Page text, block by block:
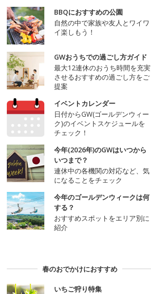
BBQにおすすめの公園
自然の中で家族や友人とワイワ
イ楽しもう！
GWおうちでの過ごし方ガイド
最大12連休のおうち時間を充実
させるおすすめの過ごし方をご
提案
イベントカレンダー
日付からGW(ゴールデンウィー
ク)のイベントスケジュールを
チェック！
今年(2026年)のGWはいつから
いつまで？
連休中の各機関の対応など、気
になることをチェック
今年のゴールデンウィークは何
する？
おすすめスポットをエリア別に
紹介
春のおでかけにおすすめ
いちご狩り特集